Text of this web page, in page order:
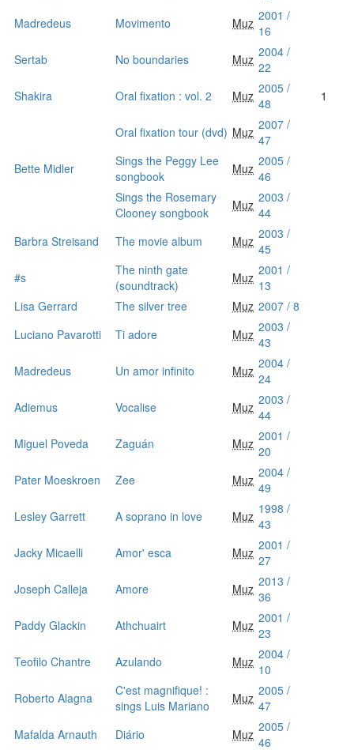
Madredeus
Movimento Muz 2001 /
16
Sertab
No boundaries Muz 2004 /
22
Shakira
Oral fixation : vol. 2 Muz 2005 /
48
1
Oral fixation tour (dvd) Muz 2007 /
47
Bette Midler
Sings the Peggy Lee
songbook
Muz 2005 /
46
Sings the Rosemary
Clooney songbook
Muz 2003 /
44
Barbra Streisand
The movie album Muz 2003 /
45
#s
The ninth gate
(soundtrack)
Muz 2001 /
13
Lisa Gerrard
The silver tree Muz 2007 / 8
Luciano Pavarotti
Ti adore Muz 2003 /
43
Madredeus
Un amor infinito Muz 2004 /
24
Adiemus
Vocalise Muz 2003 /
44
Miguel Poveda
Zaguán Muz 2001 /
20
Pater Moeskroen
Zee Muz 2004 /
49
Lesley Garrett
A soprano in love Muz 1998 /
43
Jacky Micaelli
Amor' esca Muz 2001 /
27
Joseph Calleja
Amore Muz 2013 /
36
Paddy Glackin
Athchuairt Muz 2001 /
23
Teofilo Chantre
Azulando Muz 2004 /
10
Roberto Alagna
C'est magnifique! :
sings Luis Mariano
Muz 2005 /
47
Mafalda Arnauth
Diário Muz 2005 /
46